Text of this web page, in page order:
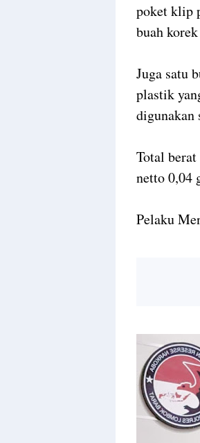
poket klip
buah
Juga satu
plastik
digunakan
Total
netto 0,04
Pelaku